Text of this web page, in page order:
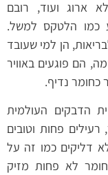
ארוג ועוד, רובם
כמו הלטקס למשל.
הן למי שעובד
הם פוגעים באוויר
כחומר נדיף.
הדבקים העולמית
רעילים פחות וטובים
דליקים כמו זה על
לא פחות מזיק